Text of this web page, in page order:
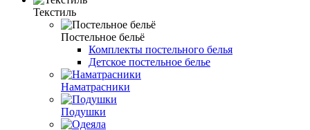
Текстиль
Постельное бельё
Комплекты постельного белья
Детское постельное белье
Наматрасники
Подушки